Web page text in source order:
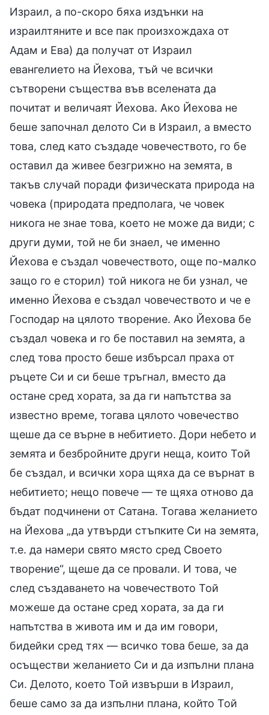
Израил, а по-скоро бяха издънки на
израилтяните и все пак произхождаха от
Адам и Ева) да получат от Израил
евангелието на Йехова, тъй че всички
сътворени същества във вселената да
почитат и величаят Йехова. Ако Йехова не
беше започнал делото Си в Израил, а вместо
това, след като създаде човечеството, го бе
оставил да живее безгрижно на земята, в
такъв случай поради физическата природа на
човека (природата предполага, че човек
никога не знае това, което не може да види; с
други думи, той не би знаел, че именно
Йехова е създал човечеството, още по-малко
защо го е сторил) той никога не би узнал, че
именно Йехова е създал човечеството и че е
Господар на цялото творение. Ако Йехова бе
създал човека и го бе поставил на земята, а
след това просто беше избърсал праха от
ръцете Си и си беше тръгнал, вместо да
остане сред хората, за да ги напътства за
известно време, тогава цялото човечество
щеше да се върне в небитието. Дори небето и
земята и безбройните други неща, които Той
бе създал, и всички хора щяха да се върнат в
небитието; нещо повече — те щяха отново да
бъдат подчинени от Сатана. Тогава желанието
на Йехова „да утвърди стъпките Си на земята,
т.е. да намери свято място сред Своето
творение“, щеше да се провали. И това, че
след създаването на човечеството Той
можеше да остане сред хората, за да ги
напътства в живота им и да им говори,
бидейки сред тях — всичко това беше, за да
осъществи желанието Си и да изпълни плана
Си. Делото, което Той извърши в Израил,
беше само за да изпълни плана, който Той